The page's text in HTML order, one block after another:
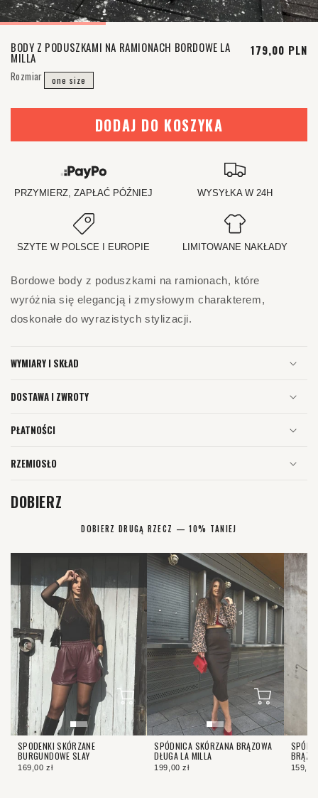
BODY Z PODUSZKAMI NA RAMIONACH BORDOWE LA
MILLA Cena
179,00 PLN
Rozmiar one size
DODAJ DO KOSZYKA
PRZYMIERZ, ZAPŁAĆ PÓŹNIEJ WYSYŁKA W 24H
SZYTE W POLSCE I EUROPIE LIMITOWANE NAKŁADY
Bordowe body z poduszkami na ramionach, które
wyróżnia się elegancją i zmysłowym charakterem,
doskonałe do wyrazistych stylizacji.
WYMIARY I SKŁAD
DOSTAWA I ZWROTY
PŁATNOŚCI
RZEMIOSŁO
DOBIERZ
DOBIERZ DRUGĄ RZECZ — 10% TANIEJ
SPODENKI SKÓRZANE
BURGUNDOWE SLAY
169,00 zł
SPÓDNICA SKÓRZANA BRĄZOWA
DŁUGA LA MILLA
199,00 zł 159,00